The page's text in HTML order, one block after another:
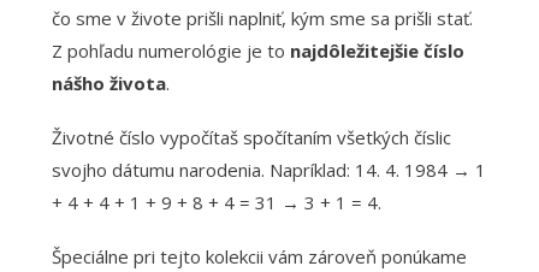
čo sme v živote prišli naplniť, kým sme sa prišli stať.
Z pohľadu numerológie je to najdôležitejšie číslo
nášho života.
Životné číslo vypočítaš spočítaním všetkých číslic
svojho dátumu narodenia. Napríklad: 14. 4. 1984 → 1
+ 4 + 4 + 1 + 9 + 8 + 4 = 31 → 3 + 1 = 4.
Špeciálne pri tejto kolekcii vám zároveň ponúkame